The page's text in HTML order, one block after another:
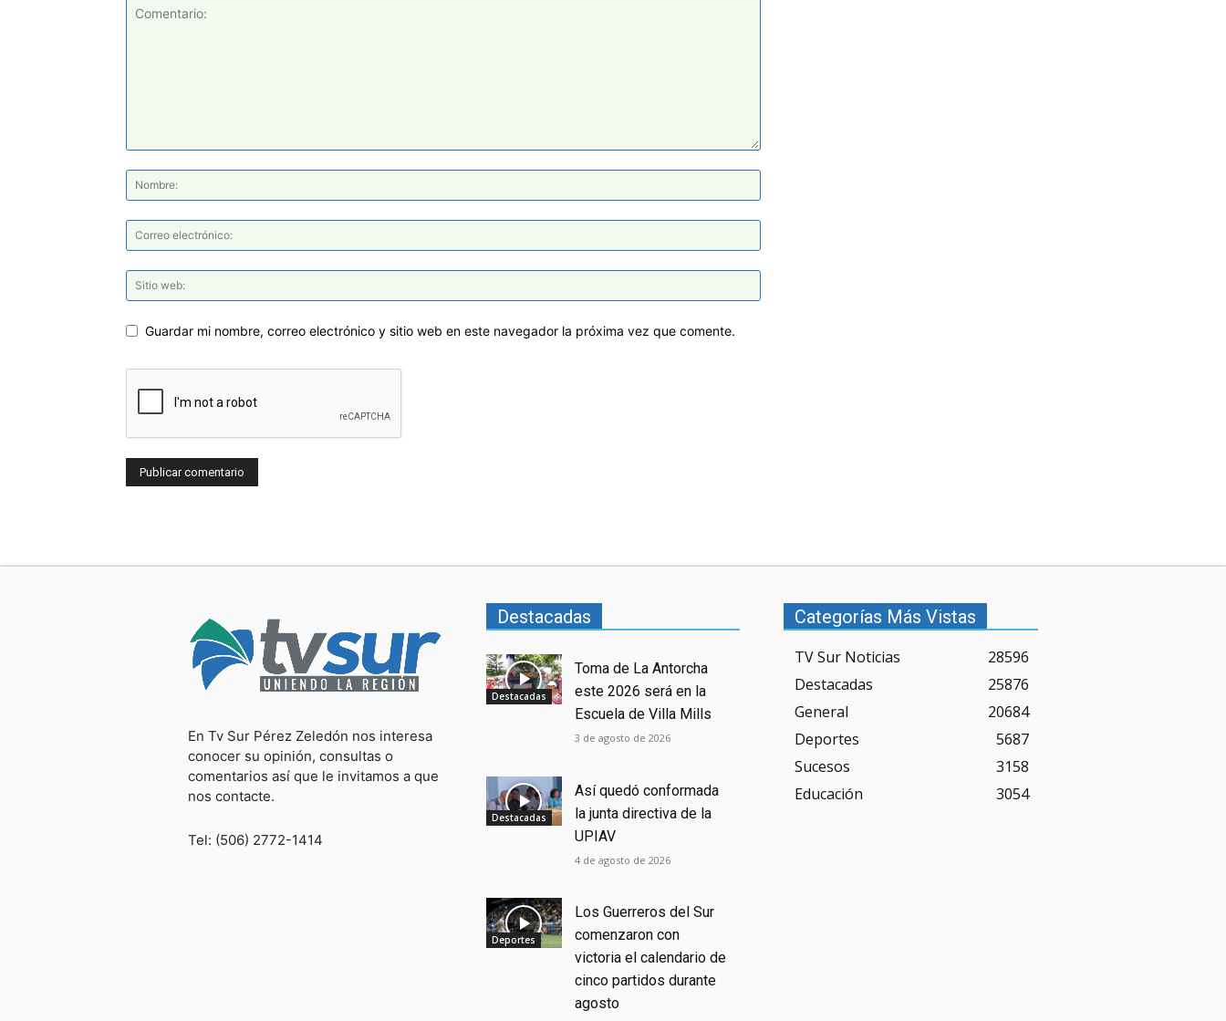
Guardar mi nombre, correo electrónico y sitio web en este navegador la próxima vez que comente.
En Tv Sur Pérez Zeledón nos interesa
conocer su opinión, consultas o
comentarios así que le invitamos a que
nos contacte.
Tel: (506) 2772-1414
Destacadas
Destacadas
Toma de La Antorcha
este 2026 será en la
Escuela de Villa Mills
3 de agosto de 2026
Destacadas
Así quedó conformada
la junta directiva de la
UPIAV
4 de agosto de 2026
Deportes
Los Guerreros del Sur
comenzaron con
victoria el calendario de
cinco partidos durante
agosto
Categorías Más Vistas
TV Sur Noticias
28596
Destacadas
25876
General
20684
Deportes
5687
Sucesos
3158
Educación
3054